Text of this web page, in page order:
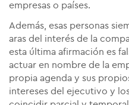
empresas o países.
Además, esas personas
aras del interés de la
esta última afirmación es
actuar en nombre de la
propia agenda y sus
intereses del ejecutivo y